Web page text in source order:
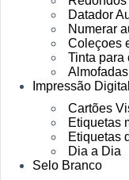
Datador
Numerar
Coleçoes
Tinta para
Impressão Digital
Cartões
Etiquetas
Etiquetas
Dia a Dia
Selo Branco